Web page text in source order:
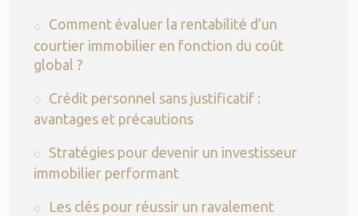
Comment évaluer la rentabilité d’un
courtier immobilier en fonction du coût
global ?
Crédit personnel sans justificatif :
avantages et précautions
Stratégies pour devenir un investisseur
immobilier performant
Les clés pour réussir un ravalement